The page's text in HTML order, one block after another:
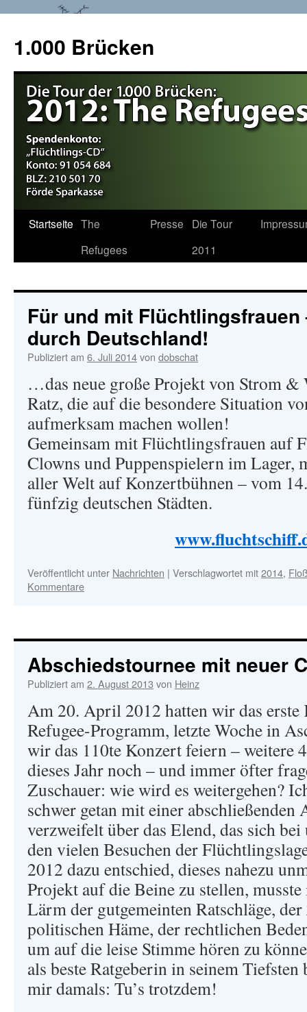
1.000 Brücken
Springe
Startseite The
Refugees
Presse
Die Tour
2011
Für und mit Flüchtlingsfrauen
durch Deutschland!
Publiziert am 6. Juli 2014von dobschat
…das neue große Projekt von Strom &
Ratz, die auf die besondere Situation
aufmerksam machen wollen!
Gemeinsam mit Flüchtlingsfrauen auf
Clowns und Puppenspielern im Lager,
aller Welt auf Konzertbühnen – vom
fünfzig deutschen Städten.
Veröffentlicht unter Nachrichten | Verschlagwortet mit2014,
Kommentare
Abschiedstournee mit neuer
Publiziert am 2. August 2013 von Heinz
Am 20. April 2012 hatten wir das erste
Refugee-Programm, letzte Woche in
wir das 110te Konzert feiern – weitere
dieses Jahr noch – und immer öfter
Zuschauer: wie wird es weitergehen?
schwer getan mit einer
verzweifelt über das Elend, das sich
den vielen Besuchen der
2012 dazu entschied, dieses nahezu
Projekt auf die Beine zu stellen,
Lärm der gutgemeinten Ratschläge,
politischen Häme, der rechtlichen
um auf die leise Stimme hören zu
als beste Ratgeberin in seinem Tiefsten
mir damals: Tu’s trotzdem!